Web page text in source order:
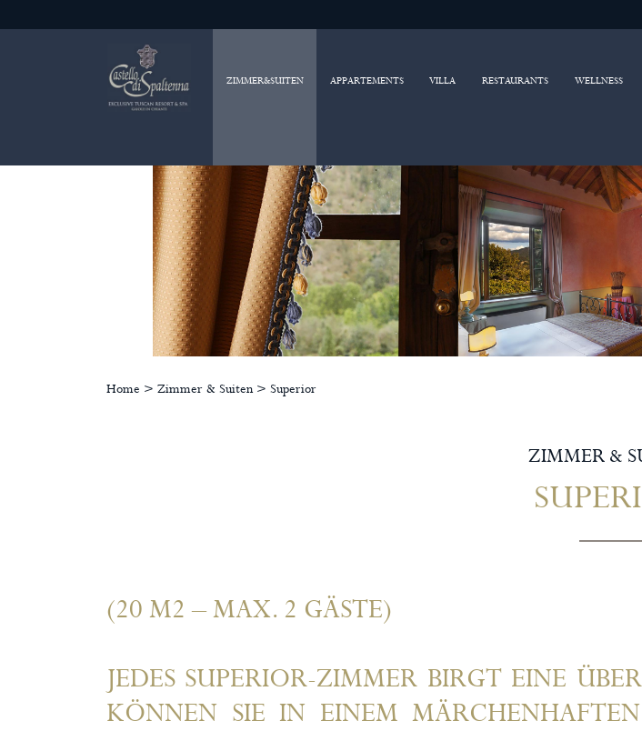
ZIMMER&SUITEN APPARTEMENTS VILLA RESTAURANTS WELLNESS
Home > Zimmer & Suiten> Superior
ZIMMER &
(20 M2 – MAX. 2 GÄSTE)
JEDES SUPERIOR-ZIMMER BIRGT EINE
KÖNNEN SIE IN EINEM